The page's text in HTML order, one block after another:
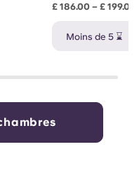
£ 186.00 – £
Moins de 5 ⌛